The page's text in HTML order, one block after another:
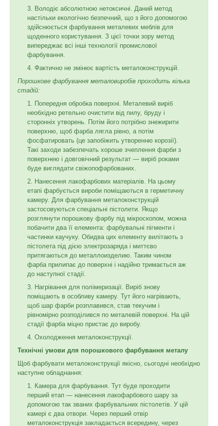
Володіє абсолютною нетоксичні. Даний метод
настільки екологічно безпечний, що з його допомогою
здійснюється фарбування металевих меблів для
щоденного користування. З цієї точки зору метод
випереджає всі інші технології промислової
фарбування.
Фактично не змінює вартість металоконструкцій.
Порошкове фарбування металовиробів проходить кілька
стадій:
Попередня обробка поверхні. Металевий виріб
необхідно ретельно очистити від пилу, бруду і
сторонніх утворень. Потім його потрібно знежирити
поверхню, щоб фарба лягла рівно, а потім
фосфатировать (це запобіжить утворенню корозії).
Такі заходи забезпечать хороше зчеплення фарби з
поверхнею і довговічний результат — виріб роками
буде виглядати свіжопофарбованих.
Нанесення лакофарбових матеріалів. На цьому
етапі фарбується вироби поміщаються в герметичну
камеру. Для фарбування металоконструкцій
застосовуються спеціальні пістолети. Якщо
розглянути порошкову фарбу під мікроскопом, можна
побачити два її елемента: фарбувальні пігменти і
частинки каучуку. Обидва цих елементу вилітають з
пістолета під дією электрозаряда і миттєво
притягаються до металлоизделию. Таким чином
фарба прилипає до поверхні і надійно тримається аж
до наступної стадії.
Нагрівання для полімеризації. Виріб знову
поміщають в особливу камеру. Тут його нагрівають,
щоб шар фарби розплавився, став текучим і
рівномірно розподілився по металевій поверхні. На цій
стадії фарба міцно пристає до виробу.
Охолодження металоконструкції.
Технічні умови для порошкового фарбування металу
Щоб фарбувати металоконструкції якісно, сьогодні необхідно
наступне обладнання:
Камера для фарбування. Тут буде проходити
перший етап — нанесення лакофарбового шару за
допомогою так званих фарбувальних пістолетів. У цій
камері є два отвори. Через перший отвір
металоконструкція закладається всередину, через